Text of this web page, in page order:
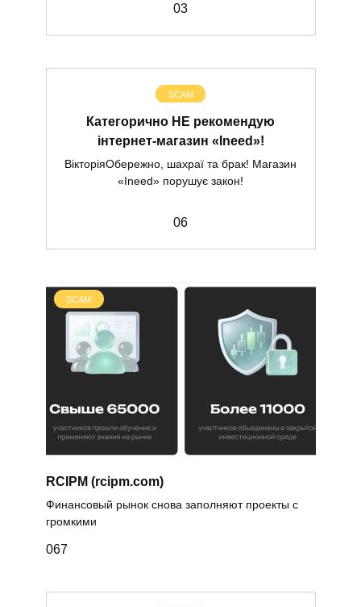
03
SCAM
Категорично НЕ рекомендую
інтернет-магазин «Ineed»!
ВікторіяОбережно, шахраї та брак! Магазин
«Ineed» порушує закон!
06
SCAM
RCIPM (rcipm.com)
Финансовый рынок снова заполняют проекты с
громкими
067